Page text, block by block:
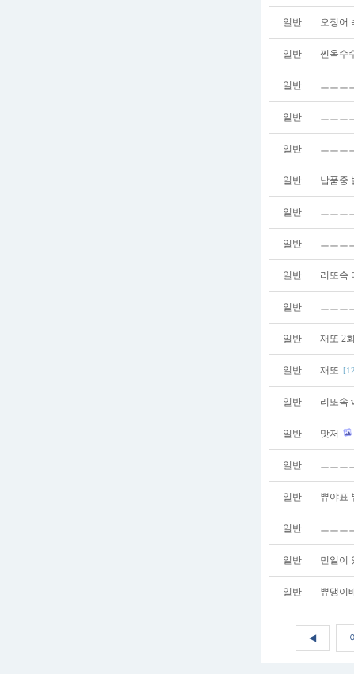
일반 오징어
일반 찐옥수
일반 ㅡㅡㅡ
일반 ㅡㅡㅡ
일반 ㅡㅡㅡ
일반 납품중
일반 ㅡㅡㅡ
일반 ㅡㅡㅡ
일반 리또속
일반 ㅡㅡㅡ
일반 재또 2
일반 재또
일반 리또속
일반 맛저
일반 ㅡㅡㅡ
일반 쀼야표
일반 ㅡㅡㅡ
일반 먼일이
일반 쀼댕이
◀